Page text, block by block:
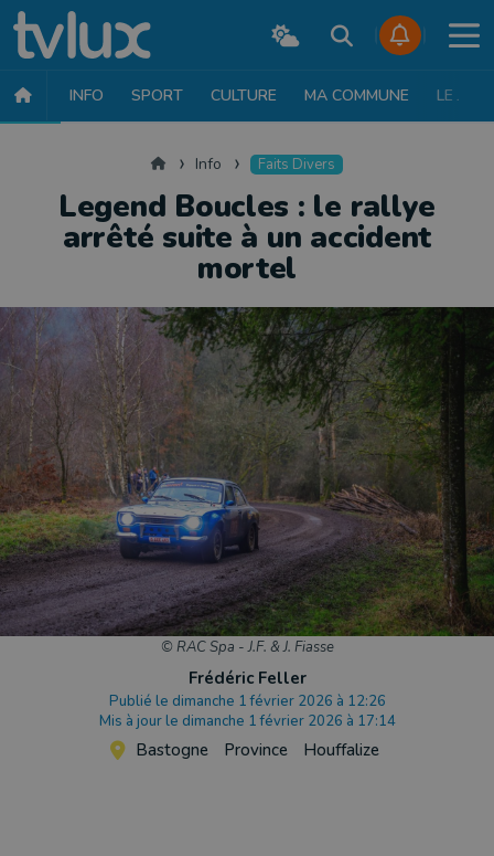
INFO SPORT CULTURE MA COMMUNE LE JT
AccueilInfo Faits Divers
Legend Boucles : le rallye
arrêté suite à un accident
mortel
© RAC Spa - J.F. & J. Fiasse
Frédéric Feller
Publié le dimanche 1 février 2026 à 12:26
Mis à jour le dimanche 1 février 2026 à 17:14
Bastogne Province Houffalize